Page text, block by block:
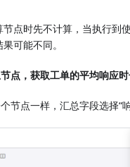
节点时先不计算，当执行到
可能不同。
点，获取工单的平均响应
节点一样，汇总字段选择“